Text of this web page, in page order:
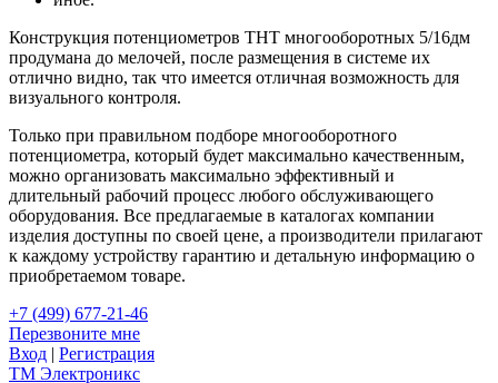
Конструкция потенциометров ТНТ многооборотных 5/16дм
продумана до мелочей, после размещения в системе их
отлично видно, так что имеется отличная возможность для
визуального контроля.
Только при правильном подборе многооборотного
потенциометра, который будет максимально качественным,
можно организовать максимально эффективный и
длительный рабочий процесс любого обслуживающего
оборудования. Все предлагаемые в каталогах компании
изделия доступны по своей цене, а производители прилагают
к каждому устройству гарантию и детальную информацию о
приобретаемом товаре.
+7 (499) 677-21-46
Перезвоните мне
Вход | Регистрация
TM Электроникс